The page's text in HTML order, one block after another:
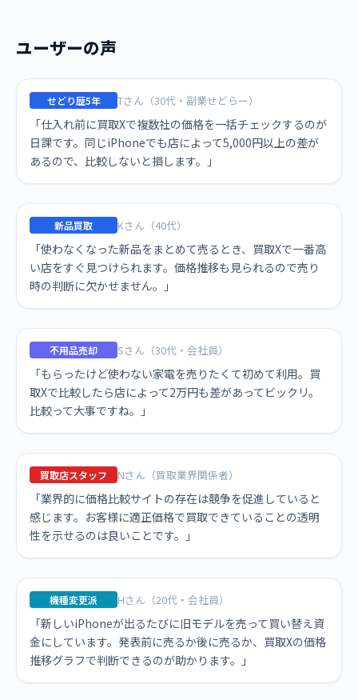
ユーザーの声
せどり歴5年 Tさん（30代・副業せどらー）
「仕入れ前に買取Xで複数社の価格を一括チェックするのが
日課です。同じiPhoneでも店によって5,000円以上の差が
あるので、比較しないと損します。」
新品買取 Kさん（40代）
「使わなくなった新品をまとめて売るとき、買取Xで一番高
い店をすぐ見つけられます。価格推移も見られるので売り
時の判断に欠かせません。」
不用品売却 Sさん（30代・会社員）
「もらったけど使わない家電を売りたくて初めて利用。買
取Xで比較したら店によって2万円も差があってビックリ。
比較って大事ですね。」
買取店スタッフ Nさん（買取業界関係者）
「業界的に価格比較サイトの存在は競争を促進していると
感じます。お客様に適正価格で買取できていることの透明
性を示せるのは良いことです。」
機種変更派 Hさん（20代・会社員）
「新しいiPhoneが出るたびに旧モデルを売って買い替え資
金にしています。発表前に売るか後に売るか、買取Xの価格
推移グラフで判断できるのが助かります。」